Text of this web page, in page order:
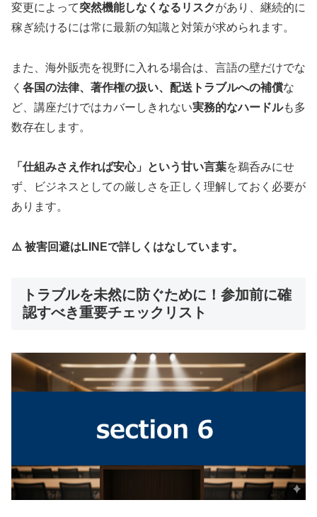
変更によって突然機能しなくなるリスクがあり、継続的に
稼ぎ続けるには常に最新の知識と対策が求められます。
また、海外販売を視野に入れる場合は、言語の壁だけでな
く 各国の法律、著作権の扱い、配送トラブルへの補償な
ど、講座だけではカバーしきれない実務的なハードルも多
数存在します。
「仕組みさえ作れば安心」という甘い言葉を鵜呑みにせ
ず、ビジネスとしての厳しさを正しく理解しておく必要が
あります。
⚠️ 被害回避はLINEで詳しくはなしています。
トラブルを未然に防ぐために！参加前に確
認すべき重要チェックリスト